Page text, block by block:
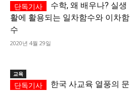
수학, 왜 배우나? 실생
활에 활용되는 일차함수와 이차함
수
2020년 4월 29일
교육
한국 사교육 열풍의 문